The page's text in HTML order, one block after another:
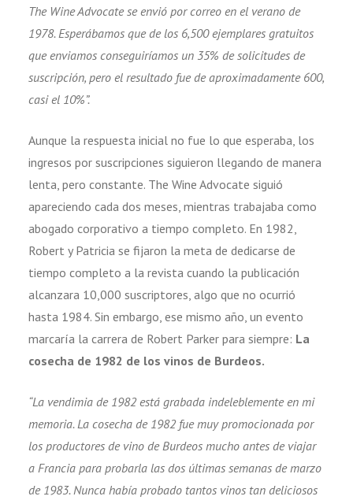
The Wine Advocate se envió por correo en el verano de
1978. Esperábamos que de los 6,500 ejemplares gratuitos
que enviamos conseguiríamos un 35% de solicitudes de
suscripción, pero el resultado fue de aproximadamente 600,
casi el 10%”.
Aunque la respuesta inicial no fue lo que esperaba, los
ingresos por suscripciones siguieron llegando de manera
lenta, pero constante. The Wine Advocate siguió
apareciendo cada dos meses, mientras trabajaba como
abogado corporativo a tiempo completo. En 1982,
Robert y Patricia se fijaron la meta de dedicarse de
tiempo completo a la revista cuando la publicación
alcanzara 10,000 suscriptores, algo que no ocurrió
hasta 1984. Sin embargo, ese mismo año, un evento
marcaría la carrera de Robert Parker para siempre: La
cosecha de 1982 de los vinos de Burdeos.
“La vendimia de 1982 está grabada indeleblemente en mi
memoria. La cosecha de 1982 fue muy promocionada por
los productores de vino de Burdeos mucho antes de viajar
a Francia para probarla las dos últimas semanas de marzo
de 1983. Nunca había probado tantos vinos tan deliciosos